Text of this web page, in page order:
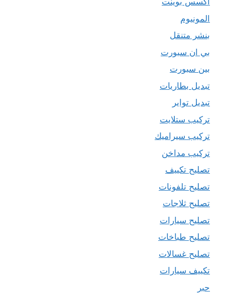
المونيوم
بنشر متنقل
بي ان سبورت
بين سبورت
تبديل بطاريات
تبديل تواير
تركيب ستلايت
تركيب سيراميك
تركيب مداخن
تصليح تكييف
تصليح تلفونات
تصليح ثلاجات
تصليح سيارات
تصليح طباخات
تصليح غسالات
تكييف سيارات
حبر